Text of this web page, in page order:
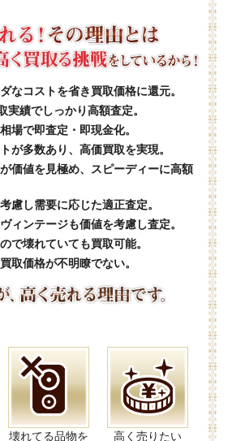
なコストを省き買取価格に還元。
実績でしっかり高額査定。
場で即査定・即現金化。
が多数あり、高価買取を実現。
価値を見極め、スピーディーに高額
慮し需要に応じた適正査定。
ィンテージも価値を考慮し査定。
で壊れていても買取可能。
取価格が不明瞭でない。
壊れてる品物を
高く売りたい